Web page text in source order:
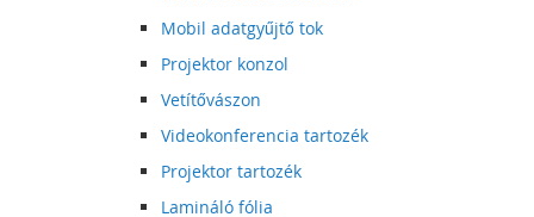
Mobil adatgyűjtő tok
Projektor konzol
Vetítővászon
Videokonferencia tartozék
Projektor tartozék
Lamináló fólia